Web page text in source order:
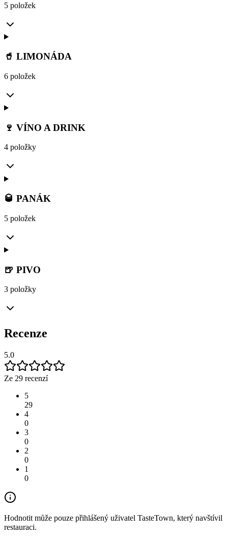
5 položek
🥤 LIMONÁDA
6 položek
🍷 VÍNO A DRINK
4 položky
🥃 PANÁK
5 položek
🍺 PIVO
3 položky
Recenze
5.0
Ze 29 recenzí
5
29
4
0
3
0
2
0
1
0
Hodnotit může pouze přihlášený uživatel TasteTown, který navštívil
restauraci.